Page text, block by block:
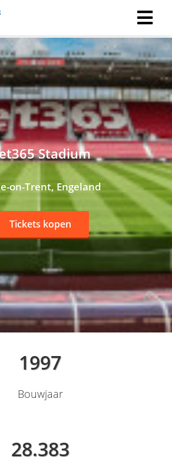
Stadium
on-Trent, Engeland
Tickets kopen
1997
Bouwjaar
28.383